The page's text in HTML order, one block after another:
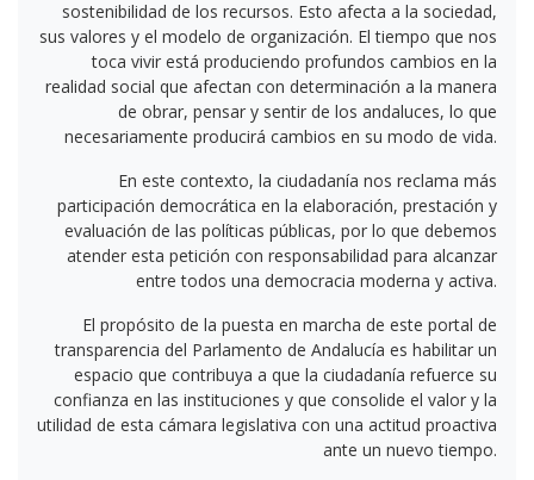
sostenibilidad de los recursos. Esto afecta a la sociedad,
sus valores y el modelo de organización. El tiempo que nos
toca vivir está produciendo profundos cambios en la
realidad social que afectan con determinación a la manera
de obrar, pensar y sentir de los andaluces, lo que
necesariamente producirá cambios en su modo de vida.
En este contexto, la ciudadanía nos reclama más
participación democrática en la elaboración, prestación y
evaluación de las políticas públicas, por lo que debemos
atender esta petición con responsabilidad para alcanzar
entre todos una democracia moderna y activa.
El propósito de la puesta en marcha de este portal de
transparencia del Parlamento de Andalucía es habilitar un
espacio que contribuya a que la ciudadanía refuerce su
confianza en las instituciones y que consolide el valor y la
utilidad de esta cámara legislativa con una actitud proactiva
ante un nuevo tiempo.